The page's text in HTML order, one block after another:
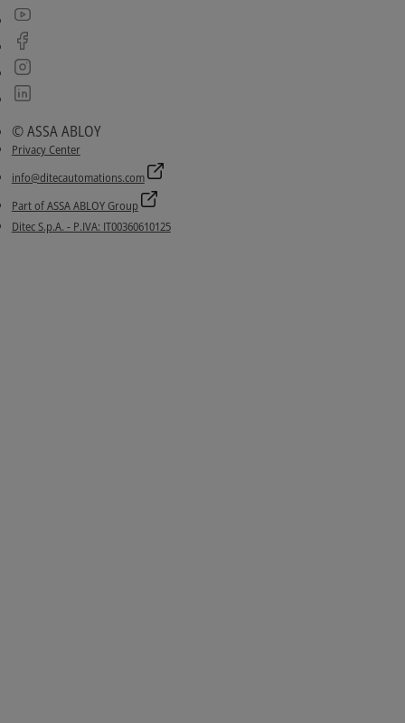
© ASSA ABLOY
Privacy Center
info@ditecautomations.com
Part of ASSA ABLOY Group
Ditec S.p.A. - P.IVA: IT00360610125